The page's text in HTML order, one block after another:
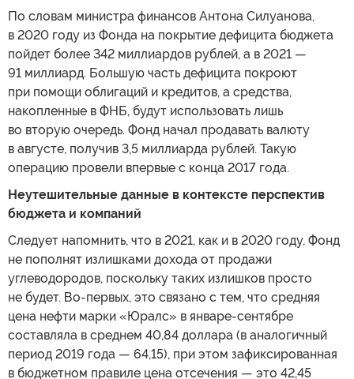
По словам министра финансов Антона Силуанова,
в 2020 году из Фонда на покрытие дефицита бюджета
пойдет более 342 миллиардов рублей, а в 2021 —
91 миллиард. Большую часть дефицита покроют
при помощи облигаций и кредитов, а средства,
накопленные в ФНБ, будут использовать лишь
во вторую очередь. Фонд начал продавать валюту
в августе, получив 3,5 миллиарда рублей. Такую
операцию провели впервые с конца 2017 года.
Неутешительные данные в контексте перспектив
бюджета и компаний
Следует напомнить, что в 2021, как и в 2020 году, Фонд
не пополнят излишками дохода от продажи
углеводородов, поскольку таких излишков просто
не будет. Во-первых, это связано с тем, что средняя
цена нефти марки «Юралс» в январе-сентябре
составляла в среднем 40,84 доллара (в аналогичный
период 2019 года — 64,15), при этом зафиксированная
в бюджетном правиле цена отсечения — это 42,45